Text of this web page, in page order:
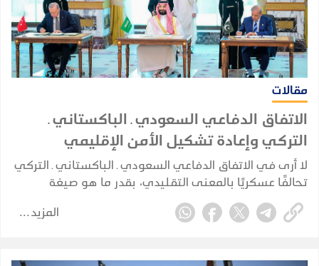
مقالات
الاتفاق الدفاعي السعودي ـ الباكستاني ـ
التركي وإعادة تشكيل الأمن الإقليمي
لا أرى في الاتفاق الدفاعي السعودي ـ الباكستاني ـ التركي
تحالفًا عسكريًا بالمعنى التقليدي، بقدر ما هو صيغة
للتكامل الدفاعي والأمني بين ثلاث دول تمتلك، بدرجات
مختلفة، عناصر قوة وخبرات واحتياجات متكاملة وتواجه
المزيد